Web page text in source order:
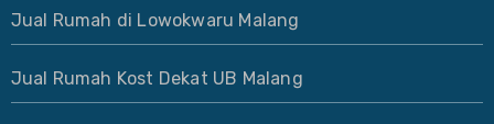
Jual Rumah di Lowokwaru Malang
Jual Rumah Kost Dekat UB Malang